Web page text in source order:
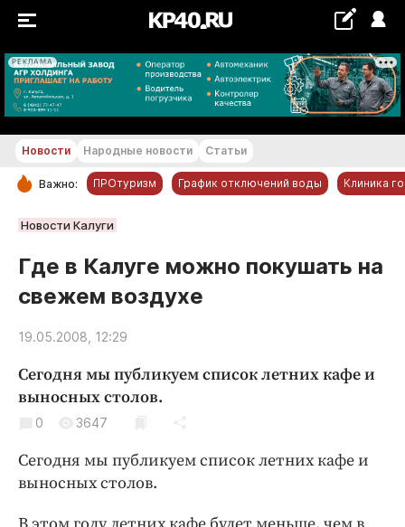
РЕКЛАМА
+30 °С
РУБРИКИ
Обнинск
Новости компаний
Статьи
Народные новости
Авто и транспорт
Благоустройство
Криминал
Недвижимость и ЖКХ
Новости Народные новости Статьи
Важно: ПРОтуризм График отключений воды Клиника
Новости Калуги
Где в Калуге можно покушать на
свежем воздухе
19.05.2008, 12:29
Сегодня мы публикуем список летних кафе и
выносных столов.
0 3647
Сегодня мы публикуем список летних кафе и
выносных столов.